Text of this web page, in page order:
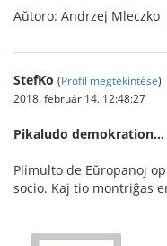
Aŭtoro: Andrzej Mleczko
StefKo (Profil megtekintése)
2018. február 14. 12:48:27
Pikaludo demokration…
Plimulto de Eŭropanoj
socio. Kaj tio montriĝas